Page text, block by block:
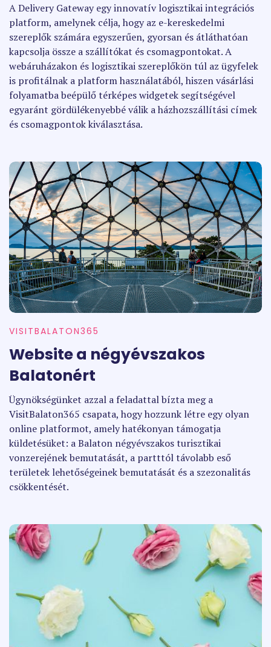
A Delivery Gateway egy innovatív logisztikai integrációs
platform, amelynek célja, hogy az e-kereskedelmi
szereplők számára egyszerűen, gyorsan és átláthatóan
kapcsolja össze a szállítókat és csomagpontokat. A
webáruházakon és logisztikai szereplőkön túl az ügyfelek
is profitálnak a platform használatából, hiszen vásárlási
folyamatba beépülő térképes widgetek segítségével
egyaránt gördülékenyebbé válik a házhozszállítási címek
és csomagpontok kiválasztása.
VISITBALATON365
Website a négyévszakos
Balatonért
Ügynökségünket azzal a feladattal bízta meg a
VisitBalaton365 csapata, hogy hozzunk létre egy olyan
online platformot, amely hatékonyan támogatja
küldetésüket: a Balaton négyévszakos turisztikai
vonzerejének bemutatását, a partttól távolabb eső
területek lehetőségeinek bemutatását és a szezonalitás
csökkentését.